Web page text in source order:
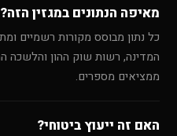
מאיפה הנתונים במגזין הזה?
כל נתון מבוסס מקורות רשמיים
המדינה, רשות שוק ההון והלשכה
ממציאים מספרים.
האם זה ייעוץ ביטוחי?